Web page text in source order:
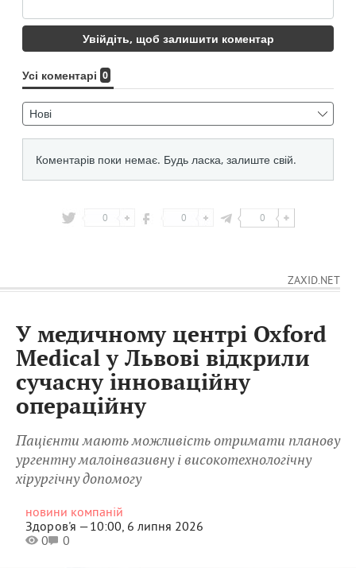
0 0 0
ZAXID.NET
У медичному центрі Oxford
Medical у Львові відкрили
сучасну інноваційну
операційну
Пацієнти мають можливість отримати планову
ургентну малоінвазивну і високотехнологічну
хірургічну допомогу
новини компаній
Здоров'я —10:00, 6 липня 2026
0
0